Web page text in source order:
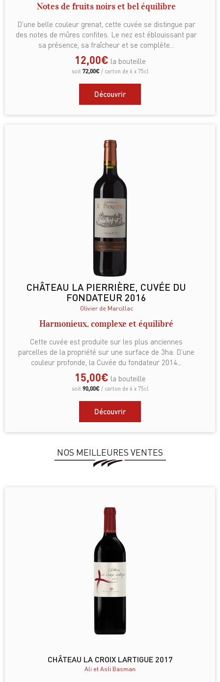
Notes de fruits noirs et bel équilibre
D’une belle couleur grenat, cette cuvée se distingue par
des notes de mûres confites. Le nez est éblouissant par
sa présence, sa fraîcheur et se complète...
12,00€ la bouteille
soit 72,00€ / carton de 6 x 75cl
Découvrir
CHÂTEAU LA PIERRIÈRE, CUVÉE DU
FONDATEUR 2016
Olivier de Marcillac
Harmonieux, complexe et équilibré
Cette cuvée est produite sur les plus anciennes
parcelles de la propriété sur une surface de 3ha. D’une
couleur profonde, la Cuvée du fondateur 2014...
15,00€ la bouteille
soit 90,00€ / carton de 6 x 75cl
Découvrir
NOS MEILLEURES VENTES
CHÂTEAU LA CROIX LARTIGUE 2017
Ali et Asli Basman